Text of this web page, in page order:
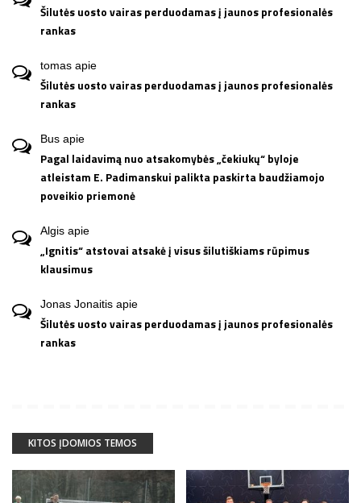
Šilutės uosto vairas perduodamas į jaunos profesionalės
rankas
tomas apie
Šilutės uosto vairas perduodamas į jaunos profesionalės
rankas
Bus apie
Pagal laidavimą nuo atsakomybės „čekiukų“ byloje
atleistam E. Padimanskui palikta paskirta baudžiamojo
poveikio priemonė
Algis apie
„Ignitis“ atstovai atsakė į visus šilutiškiams rūpimus
klausimus
Jonas Jonaitis apie
Šilutės uosto vairas perduodamas į jaunos profesionalės
rankas
KITOS ĮDOMIOS TEMOS